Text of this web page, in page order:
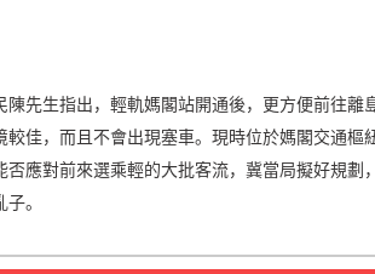
陳先生指出，輕軌媽閣站開通後，更方便前往離
較佳，而且不會出現塞車。現時位於媽閣交通樞
否應對前來選乘輕的大批客流，冀當局擬好規劃
。